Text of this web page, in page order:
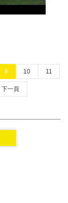
9 10 11
下一頁